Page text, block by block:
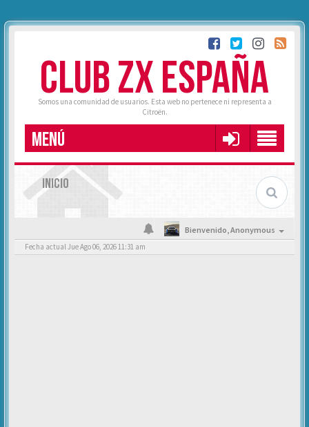
CLUB ZX ESPAÑA
Somos una comunidad de usuarios. Esta web no pertenece ni representa a
Citroën.
MENÚ
INICIO
Bienvenido,Anonymous
Fecha actual Jue Ago 06, 2026 11:31 am